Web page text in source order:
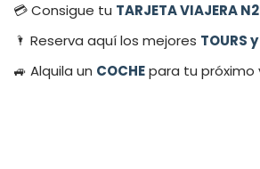
💳​ Consigue tu TARJETA VIAJERA
🌂 Reserva aquí los mejores TOURS
🚙 Alquila un COCHEpara tu próximo